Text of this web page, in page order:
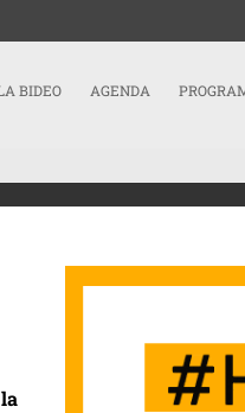
BIDEO AGENDA
FRENTE A LA OFICINA DE